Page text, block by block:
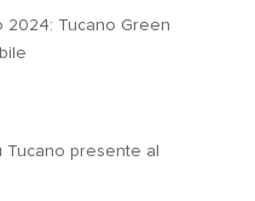
2024: Tucano Green
Tucano presente al